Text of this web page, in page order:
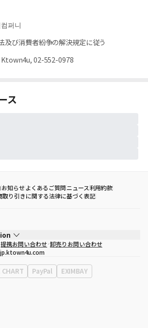
퍼니
及び消費者紛争の解決規定に従う
Ktown4u, 02-552-0978
ス
お知らせよくあるご質問ニュース利用約款
取り引きに関する法律に基づく表記
ョミン
7523
別市江南区永東大路513、3階(三成洞、coex)
提携お問い合わせ 卸売りお問い合わせ
jp.ktown4u.com
CHART PayPal
EXIMBAY